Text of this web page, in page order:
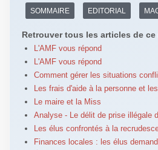
SOMMAIRE EDITORIAL
Retrouver tous les articles de ce
L'AMF vous répond
L'AMF vous répond
Comment gérer les situations
Les frais d'aide à la personne et
Le maire et la Miss
Analyse - Le délit de prise illégale
Les élus confrontés à la
Finances locales : les élus